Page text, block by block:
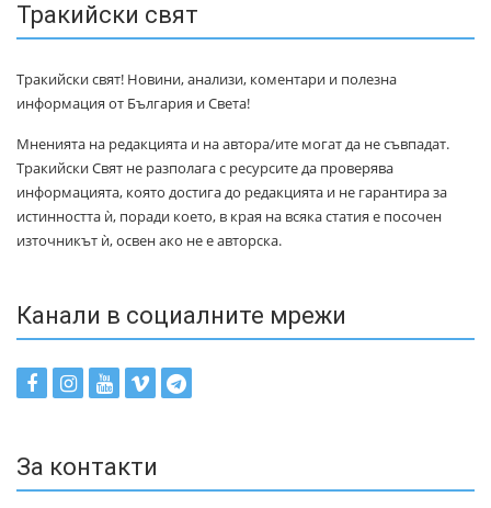
Тракийски свят
Тракийски свят! Новини, анализи, коментари и полезна
информация от България и Света!
Мненията на редакцията и на автора/ите могат да не съвпадат.
Тракийски Свят не разполага с ресурсите да проверява
информацията, която достига до редакцията и не гарантира за
истинността ѝ, поради което, в края на всяка статия е посочен
източникът ѝ, освен ако не е авторска.
Канали в социалните мрежи
За контакти